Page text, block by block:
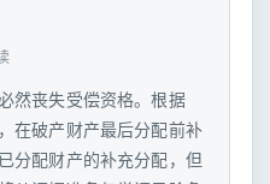
然丧失受偿资格。根据
在破产财产最后分配前补
分配财产的补充分配，但